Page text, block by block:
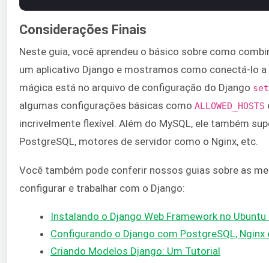
Considerações Finais
Neste guia, você aprendeu o básico sobre como
um aplicativo Django e mostramos como conectá-lo a
mágica está no arquivo de configuração do Django
algumas configurações básicas como ALLOWED_HOSTS
incrivelmente flexível. Além do MySQL, ele também
PostgreSQL, motores de servidor como o Nginx, etc.
Você também pode conferir nossos guias sobre as
configurar e trabalhar com o Django:
Instalando o Django Web Framework no
Configurando o Django com PostgreSQL,
Criando Modelos Django: Um Tutorial